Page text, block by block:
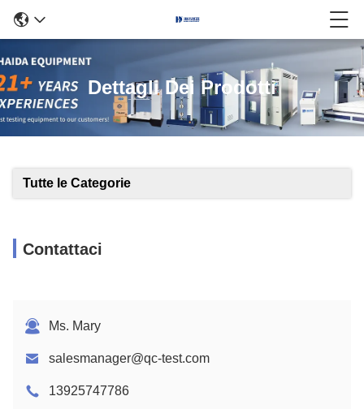
Dettagli Dei Prodotti
Tutte le Categorie
Contattaci
Ms. Mary
salesmanager@qc-test.com
13925747786